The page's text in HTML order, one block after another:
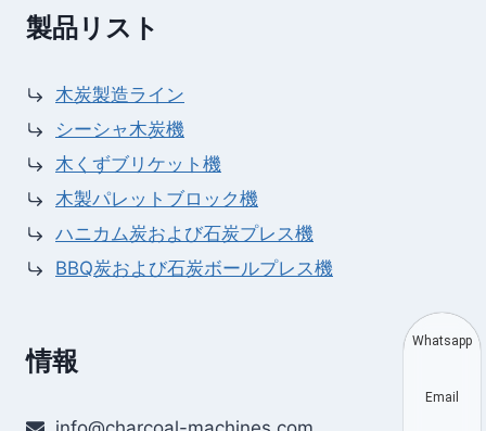
製品リスト
木炭製造ライン
シーシャ木炭機
木くずブリケット機
木製パレットブロック機
ハニカム炭および石炭プレス機
BBQ炭および石炭ボールプレス機
情報
Whatsapp
Email